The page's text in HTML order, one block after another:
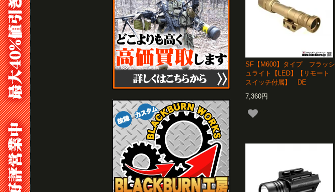
SF【M600】タイプ フラッシ
ュライト【LED】【リモート
スイッチ付属】 DE
7,360円